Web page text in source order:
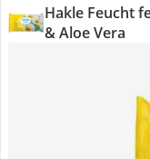
Hakle Feucht
& Aloe Vera